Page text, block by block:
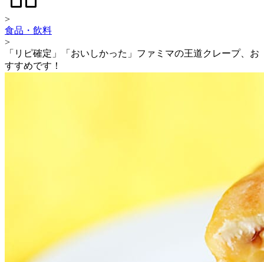
>
食品・飲料
>
「リピ確定」「おいしかった」ファミマの王道クレープ、お
すすめです！